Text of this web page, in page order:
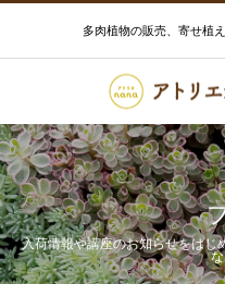
多肉植物の販売、寄せ植
入荷情報や講座のお知らせをはじ